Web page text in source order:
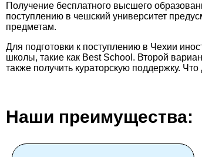
Получение бесплатного высшего
поступлению в чешский университет
предметам.
Для подготовки к поступлению в Чехии
школы, такие как Best School. Второй
также получить кураторскую поддержку.
Наши преимущества: